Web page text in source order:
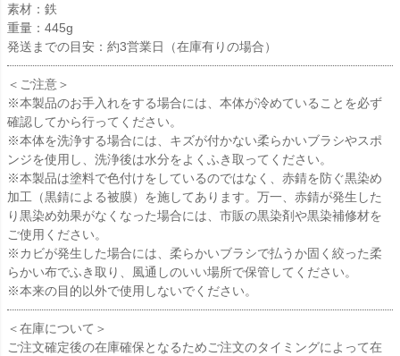
素材：鉄
重量：445g
発送までの目安：約3営業日（在庫有りの場合）
＜ご注意＞
※本製品のお手入れをする場合には、本体が冷めていることを必ず
確認してから行ってください。
※本体を洗浄する場合には、キズが付かない柔らかいブラシやスポ
ンジを使用し、洗浄後は水分をよくふき取ってください。
※本製品は塗料で色付けをしているのではなく、赤錆を防ぐ黒染め
加工（黒錆による被膜）を施してあります。万一、赤錆が発生した
り黒染め効果がなくなった場合には、市販の黒染剤や黒染補修材を
ご使用ください。
※カビが発生した場合には、柔らかいブラシで払うか固く絞った柔
らかい布でふき取り、風通しのいい場所で保管してください。
※本来の目的以外で使用しないでください。
＜在庫について＞
ご注文確定後の在庫確保となるためご注文のタイミングによって在